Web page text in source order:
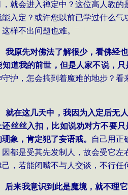
，就会进入禅定中？这位高人教
能入定？或许您以前已学过什么
这样不出问题也难。
我原先对佛法了解很少，看佛经
知道我的前世，但是人家不说，
守护，怎会搞到着魔难的地步？
就在这几天中，我因为入定后无
还丝丝入扣，比如说劝对方不要
象，肯定犯了妄语戒。
自己用正
因都是受其先发制人，故会受它
己，若能闭嘴不与人交谈，不行任
后来我意识到此是魔境，就不理